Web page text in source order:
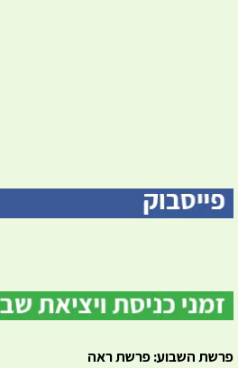
פרשת השבוע: פרשת ראה